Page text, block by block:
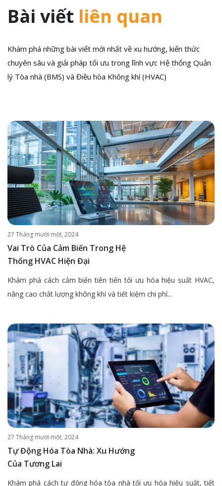
Bài viết liên quan
Khám phá những bài viết mới nhất về xu hướng, kiến thức
chuyên sâu và giải pháp tối ưu trong lĩnh vực Hệ thống Quản
lý Tòa nhà (BMS) và Điều hòa Không khí (HVAC)
27 Tháng mười một, 2024
Vai Trò Của Cảm Biến Trong Hệ
Thống HVAC Hiện Đại
Khám phá cách cảm biến tiên tiến tối ưu hóa hiệu suất HVAC,
nâng cao chất lượng không khí và tiết kiệm chi phí...
27 Tháng mười một, 2024
Tự Động Hóa Tòa Nhà: Xu Hướng
Của Tương Lai
Khám phá cách tự động hóa tòa nhà tối ưu hóa hiệu suất, tiết